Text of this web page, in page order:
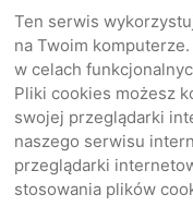
Ten serwis
na Twoim
w celach
Pliki cookies możesz
swojej przeglądarki
naszego serwisu
przeglądarki
stosowania plików